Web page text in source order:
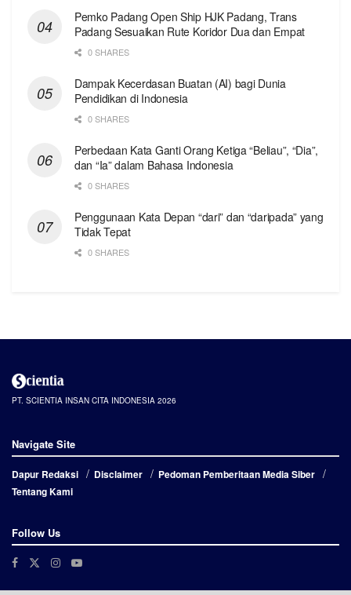
Pemko Padang Open Ship HJK Padang, Trans
Padang Sesuaikan Rute Koridor Dua dan Empat
0 SHARES
Dampak Kecerdasan Buatan (AI) bagi Dunia
Pendidikan di Indonesia
0 SHARES
Perbedaan Kata Ganti Orang Ketiga “Beliau”, “Dia”,
dan “Ia” dalam Bahasa Indonesia
0 SHARES
Penggunaan Kata Depan “dari” dan “daripada” yang
Tidak Tepat
0 SHARES
PT. SCIENTIA INSAN CITA INDONESIA 2026
Navigate Site
Dapur Redaksi Disclaimer
Pedoman Pemberitaan Media Siber
Tentang Kami
Follow Us